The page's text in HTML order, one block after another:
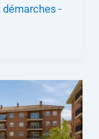
démarches-